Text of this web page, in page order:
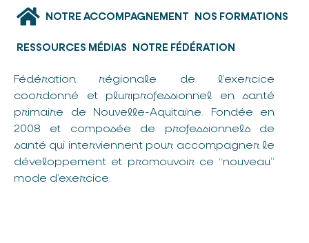
NOTRE ACCOMPAGNEMENT NOS FORMATIONS
RESSOURCES MÉDIAS NOTRE FÉDÉRATION
Fédération régionale de l’exercice
coordonné et pluriprofessionnel en santé
primaire de Nouvelle-Aquitaine. Fondée en
2008 et composée de professionnels de
santé qui interviennent pour accompagner le
développement et promouvoir ce “nouveau”
mode d’exercice.